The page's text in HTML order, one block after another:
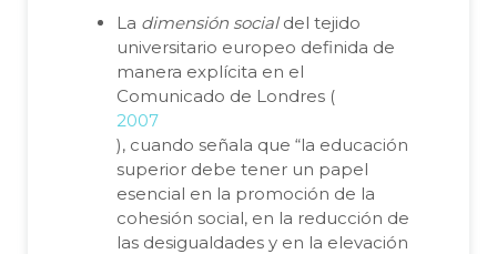
La dimensión socialdel tejido
universitario europeo definida de
manera explícita en el
Comunicado de Londres (
2007
), cuando señala que “la educación
superior debe tener un papel
esencial en la promoción de la
cohesión social, en la reducción de
las desigualdades y en la elevación